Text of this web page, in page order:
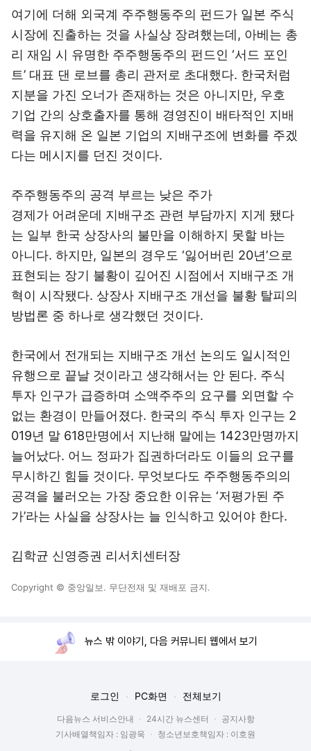
여기에 더해 외국계 주주행동주의 펀드가 일본 주식
시장에 진출하는 것을 사실상 장려했는데, 아베는 총
리 재임 시 유명한 주주행동주의 펀드인 ‘서드 포인
트’ 대표 댄 로브를 총리 관저로 초대했다. 한국처럼
지분을 가진 오너가 존재하는 것은 아니지만, 우호
기업 간의 상호출자를 통해 경영진이 배타적인 지배
력을 유지해 온 일본 기업의 지배구조에 변화를 주겠
다는 메시지를 던진 것이다.
주주행동주의 공격 부르는 낮은 주가
경제가 어려운데 지배구조 관련 부담까지 지게 됐다
는 일부 한국 상장사의 불만을 이해하지 못할 바는
아니다. 하지만, 일본의 경우도 ‘잃어버린 20년’으로
표현되는 장기 불황이 깊어진 시점에서 지배구조 개
혁이 시작됐다. 상장사 지배구조 개선을 불황 탈피의
방법론 중 하나로 생각했던 것이다.
한국에서 전개되는 지배구조 개선 논의도 일시적인
유행으로 끝날 것이라고 생각해서는 안 된다. 주식
투자 인구가 급증하며 소액주주의 요구를 외면할 수
없는 환경이 만들어졌다. 한국의 주식 투자 인구는 2
019년 말 618만명에서 지난해 말에는 1423만명까지
늘어났다. 어느 정파가 집권하더라도 이들의 요구를
무시하긴 힘들 것이다. 무엇보다도 주주행동주의의
공격을 불러오는 가장 중요한 이유는 ‘저평가된 주
가’라는 사실을 상장사는 늘 인식하고 있어야 한다.
김학균 신영증권 리서치센터장
Copyright © 중앙일보. 무단전재 및 재배포 금지.
뉴스 밖 이야기, 다음 커뮤니티 웹에서 보기
로그인 PC화면 전체보기
다음뉴스 서비스안내 24시간 뉴스센터
공지사항
기사배열책임자 : 임광욱
청소년보호책임자 : 이호원